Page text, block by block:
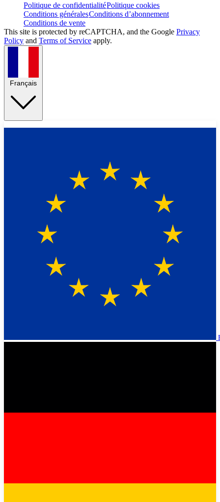
Politique de confidentialitéPolitique cookies
Conditions généralesConditions d’abonnement
Conditions de vente
This site is protected by reCAPTCHA, and the Google Privacy
Policy and Terms of Service apply.
Français